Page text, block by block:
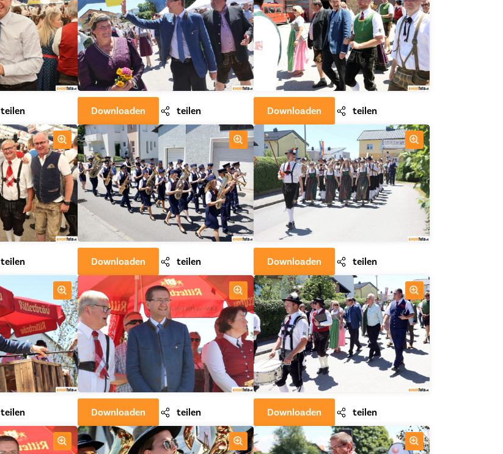
teilen Downloaden teilen Downloaden teilen
teilen Downloaden teilen Downloaden teilen
teilen Downloaden teilen Downloaden teilen